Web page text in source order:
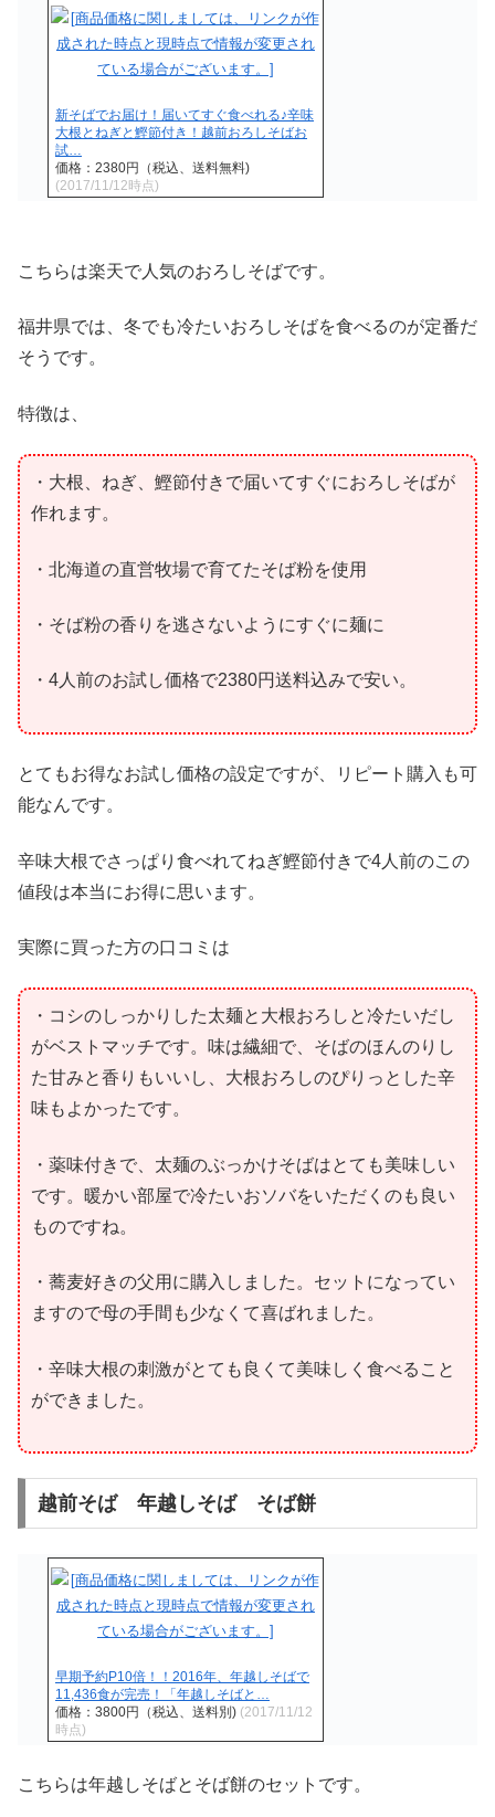
新そばでお届け！届いてすぐ食べれる♪辛味
大根とねぎと鰹節付き！越前おろしそばお
試…
価格：2380円（税込、送料無料)
(2017/11/12時点)
こちらは楽天で人気のおろしそばです。
福井県では、冬でも冷たいおろしそばを食べるのが定番だ
そうです。
特徴は、
・大根、ねぎ、鰹節付きで届いてすぐにおろしそばが
作れます。
・北海道の直営牧場で育てたそば粉を使用
・そば粉の香りを逃さないようにすぐに麺に
・4人前のお試し価格で2380円送料込みで安い。
とてもお得なお試し価格の設定ですが、リピート購入も可
能なんです。
辛味大根でさっぱり食べれてねぎ鰹節付きで4人前のこの
値段は本当にお得に思います。
実際に買った方の口コミは
・コシのしっかりした太麺と大根おろしと冷たいだし
がベストマッチです。味は繊細で、そばのほんのりし
た甘みと香りもいいし、大根おろしのぴりっとした辛
味もよかったです。
・薬味付きで、太麺のぶっかけそばはとても美味しい
です。暖かい部屋で冷たいおソバをいただくのも良い
ものですね。
・蕎麦好きの父用に購入しました。セットになってい
ますので母の手間も少なくて喜ばれました。
・辛味大根の刺激がとても良くて美味しく食べること
ができました。
越前そば 年越しそば そば餅
早期予約P10倍！！2016年、年越しそばで
11,436食が完売！「年越しそばと…
価格：3800円（税込、送料別) (2017/11/12
時点)
こちらは年越しそばとそば餅のセットです。